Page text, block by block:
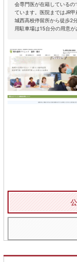
会専門医が在籍しているの
ています。医院まではJR
城西高校停留所から徒歩2
用駐車場は15台分の用意が